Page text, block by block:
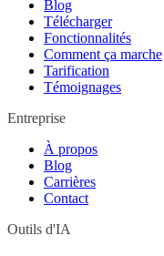
Blog
Télécharger
Fonctionnalités
Comment ça marche
Tarification
Témoignages
Entreprise
À propos
Blog
Carrières
Contact
Outils d'IA